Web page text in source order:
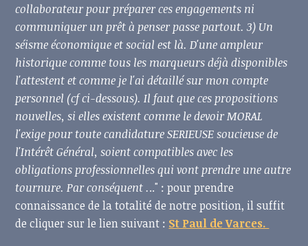
collaborateur pour préparer ces engagements ni
communiquer un prêt à penser passe partout. 3) Un
séisme économique et social est là. D'une ampleur
historique comme tous les marqueurs déjà disponibles
l'attestent et comme je l'ai détaillé sur mon compte
personnel (cf ci-dessous). Il faut que ces propositions
nouvelles, si elles existent comme le devoir MORAL
l'exige pour toute candidature SERIEUSE soucieuse de
l'Intérêt Général, soient compatibles avec les
obligations professionnelles qui vont prendre une autre
tournure. Par conséquent ..." : pour prendre
connaissance de la totalité de notre position, il suffit
de cliquer sur le lien suivant : St Paul de Varces.